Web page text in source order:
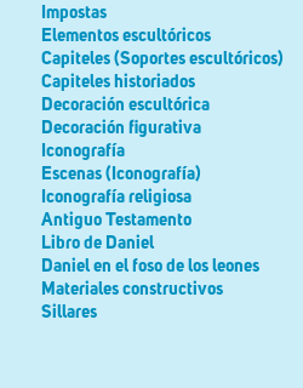
Impostas
Elementos escultóricos
Capiteles (Soportes escultóricos)
Capiteles historiados
Decoración escultórica
Decoración figurativa
Iconografía
Escenas (Iconografía)
Iconografía religiosa
Antiguo Testamento
Libro de Daniel
Daniel en el foso de los leones
Materiales constructivos
Sillares